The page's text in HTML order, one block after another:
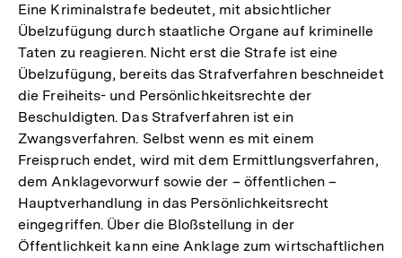
Eine Kriminalstrafe bedeutet, mit absichtlicher
Übelzufügung durch staatliche Organe auf kriminelle
Taten zu reagieren. Nicht erst die Strafe ist eine
Übelzufügung, bereits das Strafverfahren beschneidet
die Freiheits- und Persönlichkeitsrechte der
Beschuldigten. Das Strafverfahren ist ein
Zwangsverfahren. Selbst wenn es mit einem
Freispruch endet, wird mit dem Ermittlungsverfahren,
dem Anklagevorwurf sowie der – öffentlichen –
Hauptverhandlung in das Persönlichkeitsrecht
eingegriffen. Über die Bloßstellung in der
Öffentlichkeit kann eine Anklage zum wirtschaftlichen